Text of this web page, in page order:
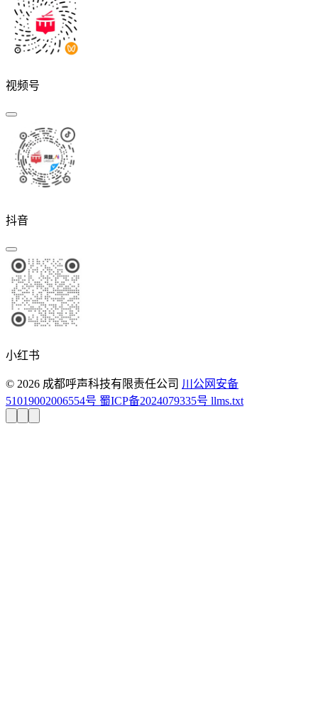
视频号
抖音
小红书
© 2026 成都呼声科技有限责任公司 川公网安备
51019002006554号 蜀ICP备2024079335号 llms.txt